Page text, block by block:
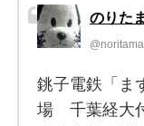
のりた
銚子電鉄「ま
場 千葉経大